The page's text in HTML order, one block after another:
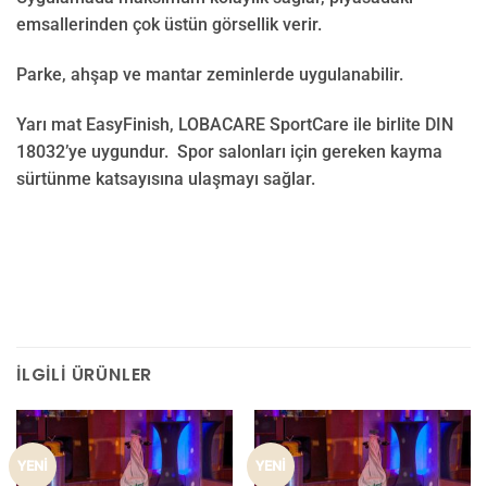
emsallerinden çok üstün görsellik verir.
Parke, ahşap ve mantar zeminlerde uygulanabilir.
Yarı mat EasyFinish, LOBACARE SportCare ile birlite DIN
18032’ye uygundur. Spor salonları için gereken kayma
sürtünme katsayısına ulaşmayı sağlar.
İLGILI ÜRÜNLER
YENİ YENİ